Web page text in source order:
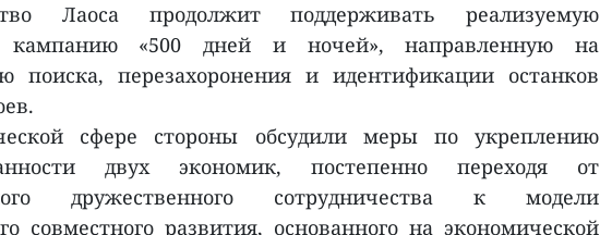
Лаоса продолжит поддерживать реализуемую
кампанию «500 дней и ночей», направленную на
поиска, перезахоронения и идентификации останков
сфере стороны обсудили меры по укреплению
двух экономик, постепенно переходя от
дружественного сотрудничества к модели
совместного развития, основанного на экономической